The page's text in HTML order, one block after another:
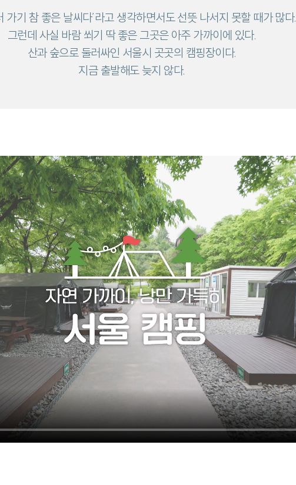
가기 참 좋은 날씨다’라고 생각하면서도 선뜻 나서지 못할 때가 많다.
그런데 사실 바람 쐬기 딱 좋은 그곳은 아주 가까이에 있다.
산과 숲으로 둘러싸인 서울시 곳곳의 캠핑장이다.
지금 출발해도 늦지 않다.